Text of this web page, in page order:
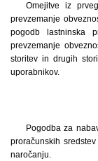
Omejitve iz
prevzemanje
pogodb lastninska
prevzemanje
storitev in drugih
uporabnikov.
Pogodba za
proračunskih
naročanju.